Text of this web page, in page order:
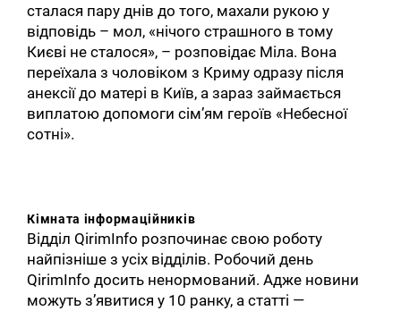
сталася пару днів до того, махали рукою у
відповідь – мол, «нічого страшного в тому
Києві не сталося», – розповідає Міла. Вона
переїхала з чоловіком з Криму одразу після
анексії до матері в Київ, а зараз займається
виплатою допомоги сім’ям героїв «Небесної
сотні».
Кімната інформаційників
Відділ QirimInfo розпочинає свою роботу
найпізніше з усіх відділів. Робочий день
QirimInfo досить ненормований. Адже новини
можуть з’явитися у 10 ранку, а статті —